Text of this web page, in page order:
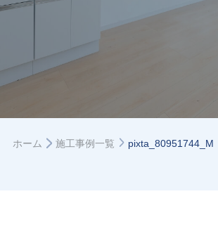
ホーム 施工事例一覧 pixta_80951744_M